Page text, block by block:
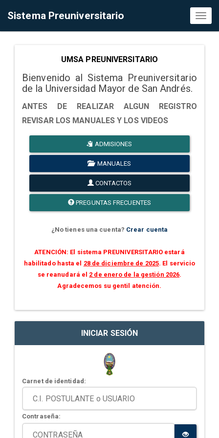
Sistema Preuniversitario
UMSA PREUNIVERSITARIO
Bienvenido al Sistema Preuniversitario
de la Universidad Mayor de San Andrés.
ANTES DE REALIZAR ALGUN REGISTRO
REVISAR LOS MANUALES Y LOS VIDEOS
ADMISIONES
MANUALES
CONTACTOS
PREGUNTAS FRECUENTES
¿No tienes una cuenta? Crear cuenta
ATENCIÓN: El sistema PREUNIVERSITARIO estará
habilitado hasta el 28 de diciembre de 2025. El servicio
se reanudará el 2 de enero de la gestión 2026.
Agradecemos su gentil atención.
INICIAR SESIÓN
Carnet de identidad:
Contraseña: